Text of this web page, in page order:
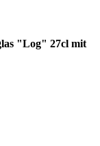
"Log" 27cl mit